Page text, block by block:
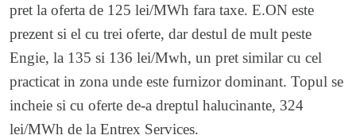
pret la oferta de 125 lei/MWh fara taxe. E.ON este
prezent si el cu trei oferte, dar destul de mult peste
Engie, la 135 si 136 lei/Mwh, un pret similar cu cel
practicat in zona unde este furnizor dominant. Topul se
incheie si cu oferte de-a dreptul halucinante, 324
lei/MWh de la Entrex Services.